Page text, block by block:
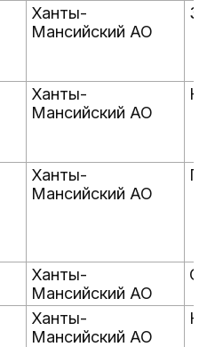
Ханты-
Мансийский АО
Ханты-
Мансийский АО
Ханты-
Мансийский АО
Ханты-
Мансийский АО
Ханты-
Мансийский АО